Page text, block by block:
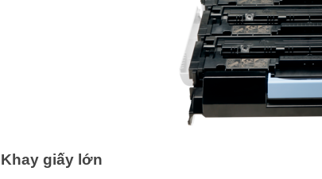
Khay giấy lớn